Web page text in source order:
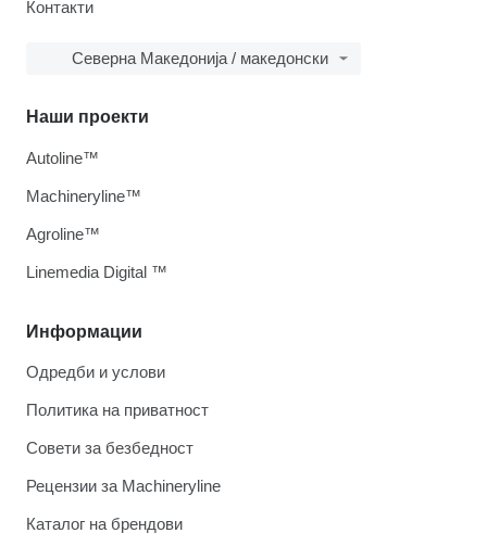
Контакти
Северна Македонија / македонски
Информации
Одредби и услови
Политика на приватност
Совети за безбедност
Рецензии за Machineryline
Каталог на брендови
Наши проекти
Autoline™
Machineryline™
Agroline™
Linemedia Digital ™